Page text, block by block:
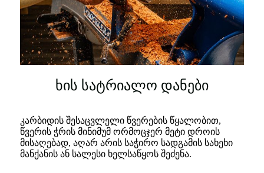
ხის სატრიალო დანები
კარბიდის შესაცვლელი წვერების წყალობით,
წვერის ჭრის მინიმუმ ორმოცჯერ მეტი დროის
მისაღებად, აღარ არის საჭირო სადგამის სახეხი
მანქანის ან სალესი ხელსაწყოს შეძენა.